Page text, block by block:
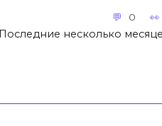
0
Последние несколько